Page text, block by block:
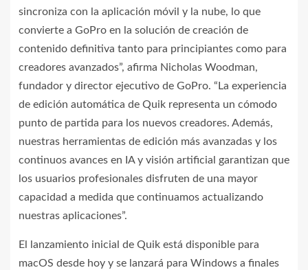
sincroniza con la aplicación móvil y la nube, lo que
convierte a GoPro en la solución de creación de
contenido definitiva tanto para principiantes como para
creadores avanzados”, afirma Nicholas Woodman,
fundador y director ejecutivo de GoPro. “La experiencia
de edición automática de Quik representa un cómodo
punto de partida para los nuevos creadores. Además,
nuestras herramientas de edición más avanzadas y los
continuos avances en IA y visión artificial garantizan que
los usuarios profesionales disfruten de una mayor
capacidad a medida que continuamos actualizando
nuestras aplicaciones”.
El lanzamiento inicial de Quik está disponible para
macOS desde hoy y se lanzará para Windows a finales